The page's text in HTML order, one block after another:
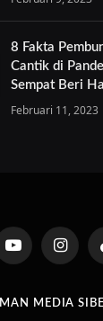
8 Fakta
Cantik di
Sempat Beri
Februari 11, 2023
YouTube
MEDIA